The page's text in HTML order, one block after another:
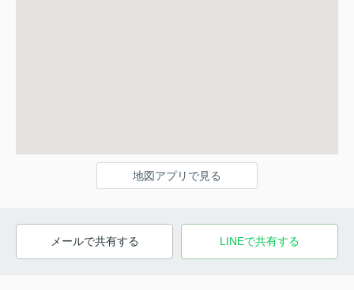
地図アプリで見る
メールで共有する LINEで共有する